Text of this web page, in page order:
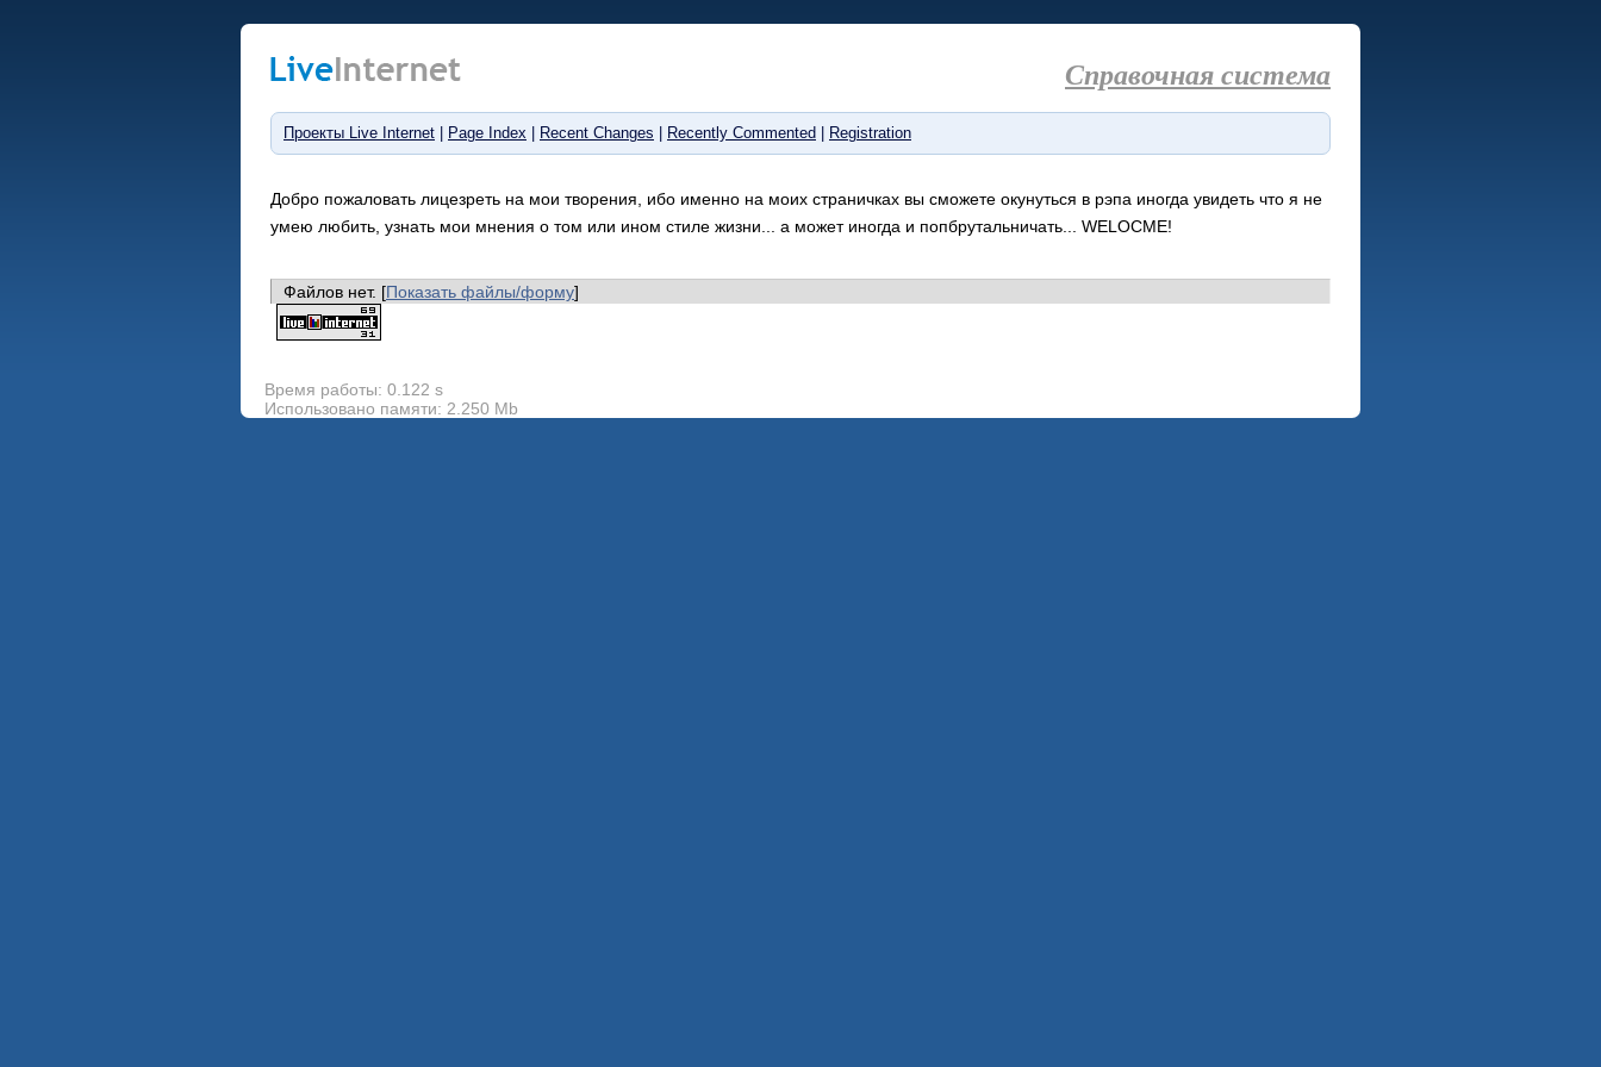
Справочная система
Проекты Live Internet Page Index Recent Changes Recently Commented Registration
Добро пожаловать лицезреть на мои творения, ибо именно на моих страничках вы сможете окунуться в рэпа иногда увидеть что я не
умею любить, узнать мои мнения о том или ином стиле жизни... а может иногда и попбрутальничать... WELOCME!
Файлов нет. [Показать файлы/форму]
Время работы: 0.122 s
Использовано памяти: 2.250 Mb